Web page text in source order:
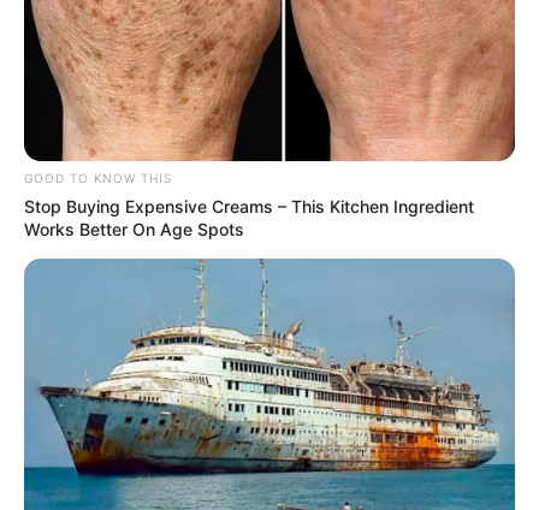
GOOD TO KNOW THIS
Stop Buying Expensive Creams – This Kitchen Ingredient
Works Better On Age Spots